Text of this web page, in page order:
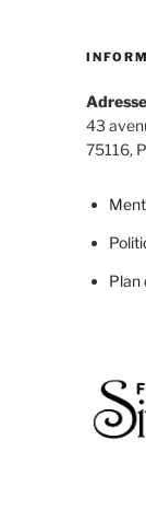
Adresse
43
75116,
Plan